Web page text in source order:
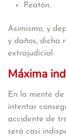
Peatón.
Asimismo, y
y daños, dicha
extrajudicial.
Máxima
En la mente
intentar
accidente de
será casi